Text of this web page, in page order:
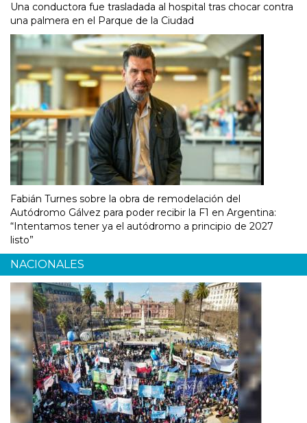
Una conductora fue trasladada al hospital tras chocar contra
una palmera en el Parque de la Ciudad
Fabián Turnes sobre la obra de remodelación del
Autódromo Gálvez para poder recibir la F1 en Argentina:
“Intentamos tener ya el autódromo a principio de 2027
listo”
NACIONALES